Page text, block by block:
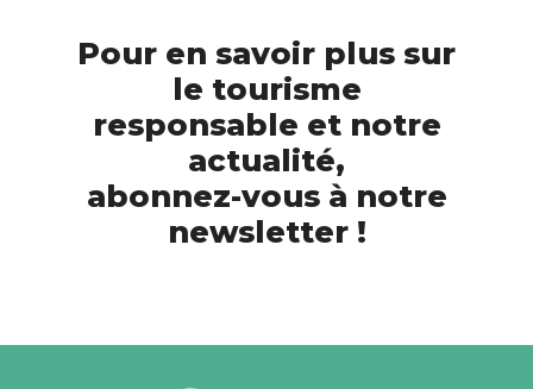
Pour en savoir plus sur
le tourisme
responsable et notre
actualité,
abonnez-vous à notre
newsletter !